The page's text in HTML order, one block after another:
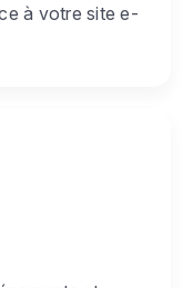
à votre site e-